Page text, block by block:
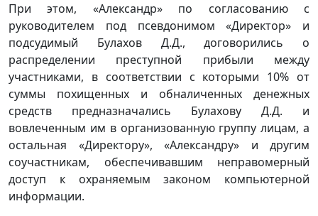
При этом, «Александр» по согласованию с
руководителем под псевдонимом «Директор» и
подсудимый Булахов Д.Д., договорились о
распределении преступной прибыли между
участниками, в соответствии с которыми 10% от
суммы похищенных и обналиченных денежных
средств предназначались Булахову Д.Д. и
вовлеченным им в организованную группу лицам, а
остальная «Директору», «Александру» и другим
соучастникам, обеспечивавшим неправомерный
доступ к охраняемым законом компьютерной
информации.